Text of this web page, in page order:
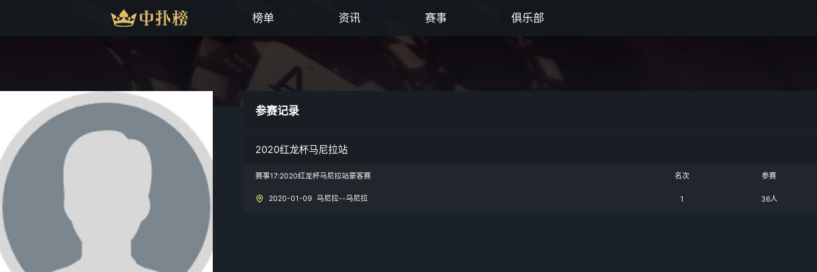
榜单 资讯 赛事 俱乐部
参赛记录
2020红龙杯马尼拉站
赛事17:2020红龙杯马尼拉站豪客赛
2020-01-09 马尼拉--马尼拉
名次
1
参赛
36人